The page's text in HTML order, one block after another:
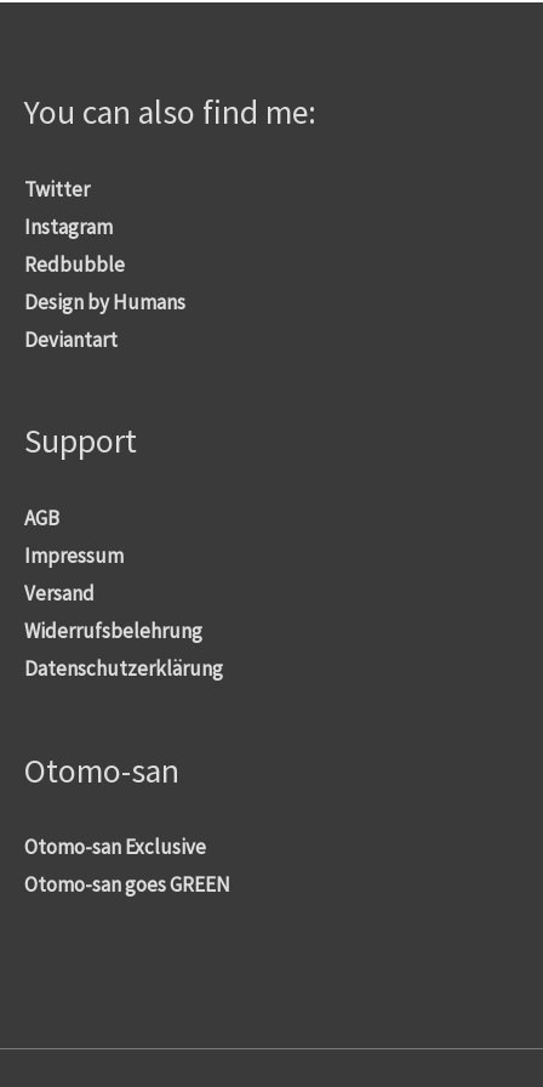
You can also find me:
Twitter
Instagram
Redbubble
Design by Humans
Deviantart
Support
AGB
Impressum
Versand
Widerrufsbelehrung
Datenschutzerklärung
Otomo-san
Otomo-san Exclusive
Otomo-san goes GREEN